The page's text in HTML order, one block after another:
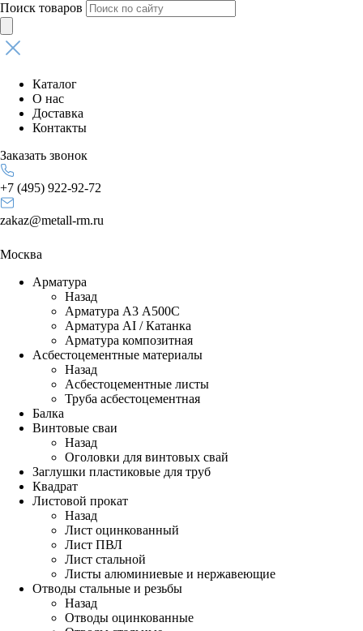
Поиск товаров
Каталог
О нас
Доставка
Контакты
Заказать звонок
+7 (495) 922-92-72
zakaz@metall-rm.ru
Москва
Арматура
Назад
Арматура А3 А500С
Арматура АI / Катанка
Арматура композитная
Асбестоцементные материалы
Назад
Асбестоцементные листы
Труба асбестоцементная
Балка
Винтовые сваи
Назад
Оголовки для винтовых свай
Заглушки пластиковые для труб
Квадрат
Листовой прокат
Назад
Лист оцинкованный
Лист ПВЛ
Лист стальной
Листы алюминиевые и нержавеющие
Отводы стальные и резьбы
Назад
Отводы оцинкованные